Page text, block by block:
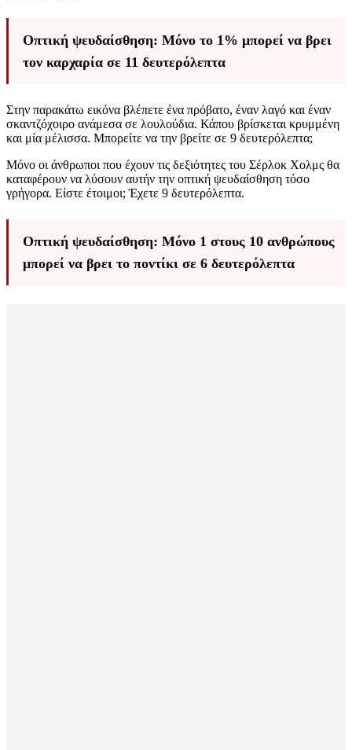
Οπτική ψευδαίσθηση: Μόνο το 1% μπορεί να βρει
τον καρχαρία σε 11 δευτερόλεπτα
Στην παρακάτω εικόνα βλέπετε ένα πρόβατο, έναν λαγό και έναν
σκαντζόχοιρο ανάμεσα σε λουλούδια. Κάπου βρίσκεται κρυμμένη
και μία μέλισσα. Μπορείτε να την βρείτε σε 9 δευτερόλεπτα;
Μόνο οι άνθρωποι που έχουν τις δεξιότητες του Σέρλοκ Χολμς θα
καταφέρουν να λύσουν αυτήν την οπτική ψευδαίσθηση τόσο
γρήγορα. Είστε έτοιμοι; Έχετε 9 δευτερόλεπτα.
Οπτική ψευδαίσθηση: Μόνο 1 στους 10 ανθρώπους
μπορεί να βρει το ποντίκι σε 6 δευτερόλεπτα